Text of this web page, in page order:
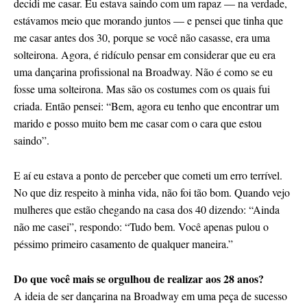
estávamos meio que morando juntos — e pensei que tinha que
me casar antes dos 30, porque se você não casasse, era uma
solteirona. Agora, é ridículo pensar em considerar que eu era
uma dançarina profissional na Broadway. Não é como se eu
fosse uma solteirona. Mas são os costumes com os quais fui
criada. Então pensei: “Bem, agora eu tenho que encontrar um
marido e posso muito bem me casar com o cara que estou
saindo”.
E aí eu estava a ponto de perceber que cometi um erro terrível.
No que diz respeito à minha vida, não foi tão bom. Quando vejo
mulheres que estão chegando na casa dos 40 dizendo: “Ainda
não me casei”, respondo: “Tudo bem. Você apenas pulou o
péssimo primeiro casamento de qualquer maneira.”
Do que você mais se orgulhou de realizar aos 28 anos?
A ideia de ser dançarina na Broadway em uma peça de sucesso